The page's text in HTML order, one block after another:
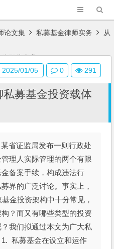
论文集 私募基金律师实务 从
那些事儿
募基金投资载体
省证监局发布一则行政处
理人实际管理的两个有限
备案手续，构成违法行
界的广泛讨论。事实上，
金投资架构中十分常见，
？而又有哪些类型的投资
我们拟通过本文为广大私
私募基金在设立和运作
2025/01/05 0 291